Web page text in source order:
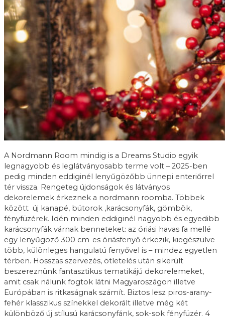
A Nordmann Room mindig is a Dreams Studio egyik
legnagyobb és leglátványosabb terme volt – 2025-ben
pedig minden eddiginél lenyűgözőbb ünnepi enteriőrrel
tér vissza. Rengeteg újdonságok és látványos
dekorelemek érkeznek a nordmann roomba. Többek
között új kanapé, bútorok ,karácsonyfák, gömbök,
fényfüzérek. Idén minden eddiginél nagyobb és egyedibb
karácsonyfák várnak benneteket: az óriási havas fa mellé
egy lenyűgöző 300 cm-es óriásfenyő érkezik, kiegészülve
több, különleges hangulatú fenyővel is – mindez egyetlen
térben. Hosszas szervezés, ötletelés után sikerült
beszereznünk fantasztikus tematikájú dekorelemeket,
amit csak nálunk fogtok látni Magyaroszágon illetve
Európában is ritkaságnak számít. Biztos lesz piros-arany-
fehér klasszikus színekkel dekorált illetve még két
különböző új stílusú karácsonyfánk, sok-sok fényfüzér. 4